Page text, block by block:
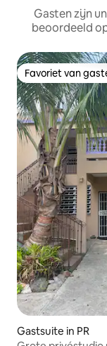
Gasten zijn
beoordeeld
Favoriet van
Favoriet van
Gastsuite in PR